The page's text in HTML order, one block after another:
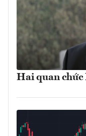
Hai quan chức